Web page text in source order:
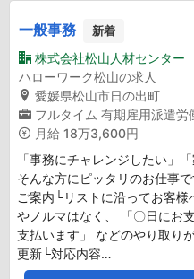
一般事務 新着
株式会社松山人材センター
ハローワーク松山の求人
愛媛県松山市日の出町
フルタイム 有期雇用派遣労
月給 18万3,600円
「事務にチャレンジしたい」
そんな方にピッタリのお仕事
ご案内└リストに沿ってお客
やノルマはなく、 「〇日にお
支払います」 などのやり取り
更新└対応内容…